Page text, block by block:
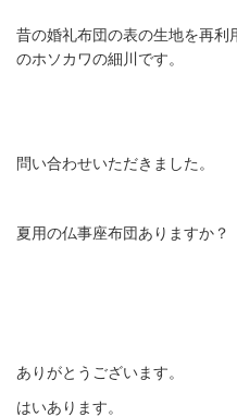
昔の婚礼布団の表の生地を再利
のホソカワの細川です。
問い合わせいただきました。
夏用の仏事座布団ありますか？
ありがとうございます。
はいあります。